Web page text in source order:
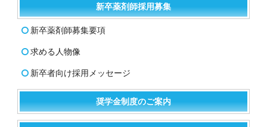
新卒薬剤師採用募集
新卒薬剤師募集要項
求める人物像
新卒者向け採用メッセージ
奨学金制度のご案内